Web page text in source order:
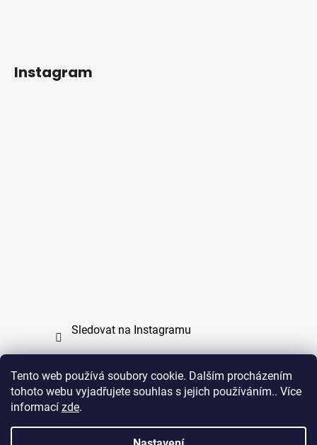
Tento web používá soubory cookie. Dalším procházením
tohoto webu vyjadřujete souhlas s jejich používáním.. Více
informací zde.
Instagram
Sledovat na Instagramu
Copyright (c) 2011 - 2026 zoo-branik.cz - Všechna